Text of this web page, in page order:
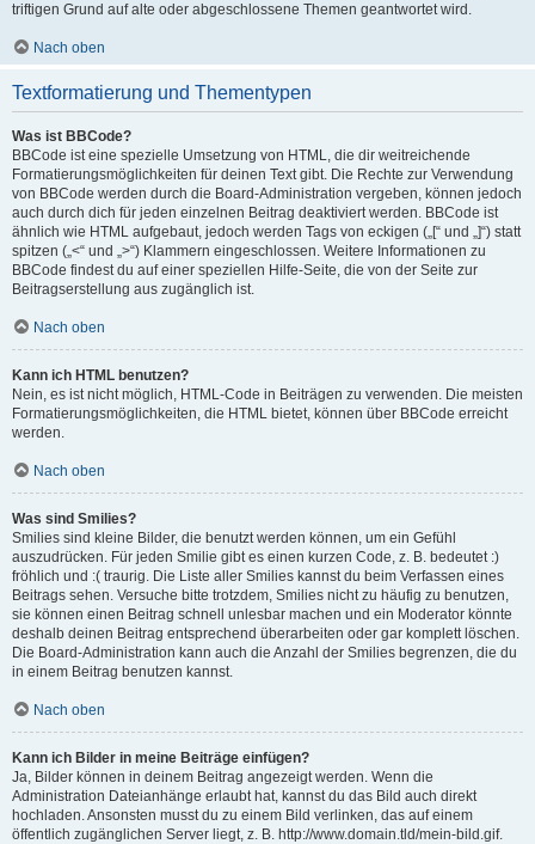
triftigen Grund auf alte oder abgeschlossene Themen geantwortet wird.
Nach oben
Textformatierung und Thementypen
Was ist BBCode?
BBCode ist eine spezielle Umsetzung von HTML, die dir weitreichende
Formatierungsmöglichkeiten für deinen Text gibt. Die Rechte zur Verwendung
von BBCode werden durch die Board-Administration vergeben, können jedoch
auch durch dich für jeden einzelnen Beitrag deaktiviert werden. BBCode ist
ähnlich wie HTML aufgebaut, jedoch werden Tags von eckigen („[“ und „]“) statt
spitzen („<“ und „>“) Klammern eingeschlossen. Weitere Informationen zu
BBCode findest du auf einer speziellen Hilfe-Seite, die von der Seite zur
Beitragserstellung aus zugänglich ist.
Nach oben
Kann ich HTML benutzen?
Nein, es ist nicht möglich, HTML-Code in Beiträgen zu verwenden. Die meisten
Formatierungsmöglichkeiten, die HTML bietet, können über BBCode erreicht
werden.
Nach oben
Was sind Smilies?
Smilies sind kleine Bilder, die benutzt werden können, um ein Gefühl
auszudrücken. Für jeden Smilie gibt es einen kurzen Code, z. B. bedeutet :)
fröhlich und :( traurig. Die Liste aller Smilies kannst du beim Verfassen eines
Beitrags sehen. Versuche bitte trotzdem, Smilies nicht zu häufig zu benutzen,
sie können einen Beitrag schnell unlesbar machen und ein Moderator könnte
deshalb deinen Beitrag entsprechend überarbeiten oder gar komplett löschen.
Die Board-Administration kann auch die Anzahl der Smilies begrenzen, die du
in einem Beitrag benutzen kannst.
Nach oben
Kann ich Bilder in meine Beiträge einfügen?
Ja, Bilder können in deinem Beitrag angezeigt werden. Wenn die
Administration Dateianhänge erlaubt hat, kannst du das Bild auch direkt
hochladen. Ansonsten musst du zu einem Bild verlinken, das auf einem
öffentlich zugänglichen Server liegt, z. B. http://www.domain.tld/mein-bild.gif.